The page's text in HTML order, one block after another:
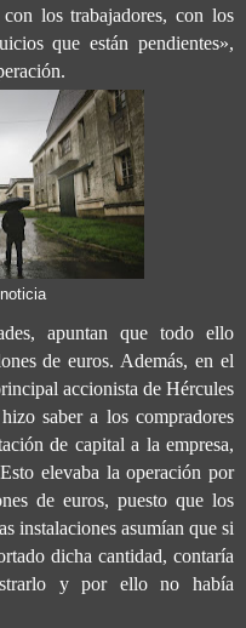
los trabajadores, con los
que están pendientes»,
apuntan que todo ello
de euros. Además, en el
accionista de Hércules
saber a los compradores
de capital a la empresa,
elevaba la operación por
de euros, puesto que los
instalaciones asumían que si
dicha cantidad, contaría
y por ello no había